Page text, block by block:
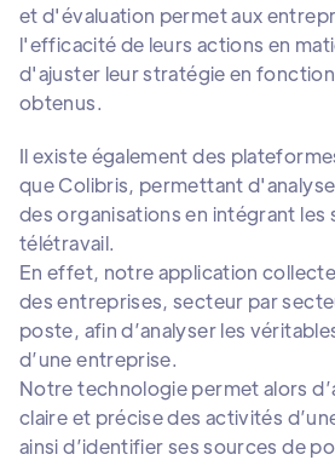
et d'évaluation permet aux
l'efficacité de leurs actions en
d'ajuster leur stratégie en
obtenus.
Il existe également des
que Colibris, permettant
des organisations en intégrant les
télétravail.
En effet, notre application
des entreprises, secteur par
poste, afin d’analyser les
d’une entreprise.
Notre technologie permet alors
claire et précise des activités
ainsi d’identifier ses sources de